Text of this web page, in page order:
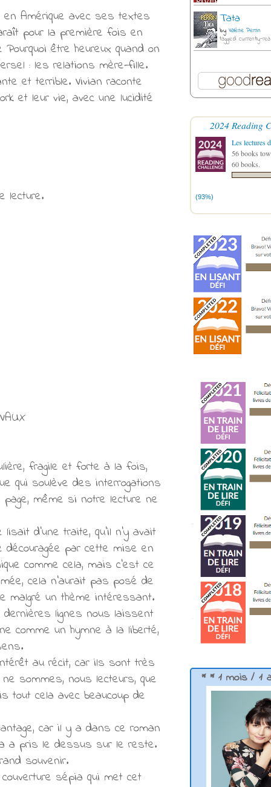
en Amérique avec ses textes
pour la première fois en
être heureux quand on
: les relations mère-fille.
et terrible. Vivian raconte
et leur vie, avec une lucidité
lecture.
fragile et forte à la fois,
qui soulève des interrogations
même si notre lecture ne
d'une traite, qu'il n'y avait
par cette mise en
comme cela, mais c'est ce
cela n'aurait pas posé de
malgré un thème intéressant.
lignes nous laissent
comme un hymne à la liberté,
au récit, car ils sont très
sommes, nous lecteurs, que
tout cela avec beaucoup de
car il y a dans ce roman
a pris le dessus sur le reste.
souvenir.
sépia qui met cet
Tata
by Valérie Perrin
tagged: currently-
2024 Reading
Les lectures
56 books
60 books.
(93%)
* * 1 mois / 1